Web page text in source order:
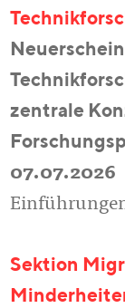
zentrale
07.07.2026
Sektion